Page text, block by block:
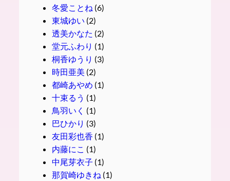
冬愛ことね (6)
東城ゆい (2)
透美かなた (2)
堂元ふわり (1)
桐香ゆうり (3)
時田亜美 (2)
都崎あやめ (1)
十束るう (1)
鳥羽いく (1)
巴ひかり (3)
友田彩也香 (1)
内藤にこ (1)
中尾芽衣子 (1)
那賀崎ゆきね (1)